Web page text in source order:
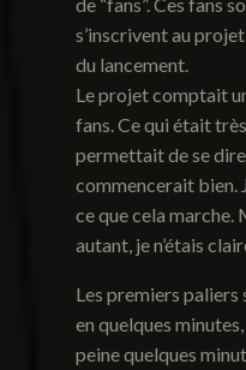
s’inscrivent au
du lancement.
Le projet comptait
fans. Ce qui était
permettait de se
commencerait bien.
ce que cela marche.
autant, je n’étais
Les premiers paliers
en quelques
peine quelques